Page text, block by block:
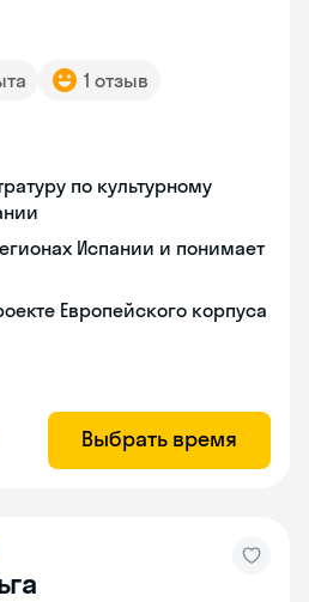
1 отзыв
по культурному
Испании и понимает
Европейского корпуса
Выбрать время